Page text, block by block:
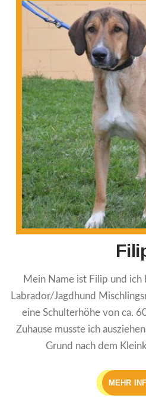
Mein Name ist Filip und
Labrador/Jagdhund
eine Schulterhöhe von ca.
Zuhause musste ich
Grund nach dem
MEHR